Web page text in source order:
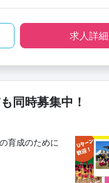
求人詳細
同時募集中！
育成のために